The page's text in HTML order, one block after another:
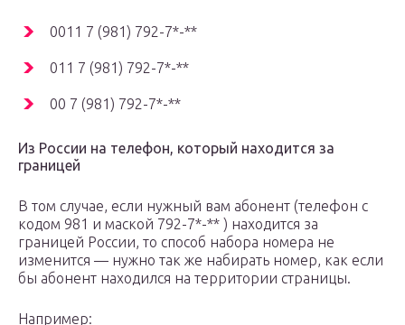
0011 7 (981) 792-7*-**
011 7 (981) 792-7*-**
00 7 (981) 792-7*-**
Из России на телефон, который находится за
границей
В том случае, если нужный вам абонент (телефон с
кодом 981 и маской 792-7*-** ) находится за
границей России, то способ набора номера не
изменится — нужно так же набирать номер, как если
бы абонент находился на территории страницы.
Например: